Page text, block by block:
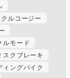
ルコージー
ルモード
スクブレーキ
ィングバイク